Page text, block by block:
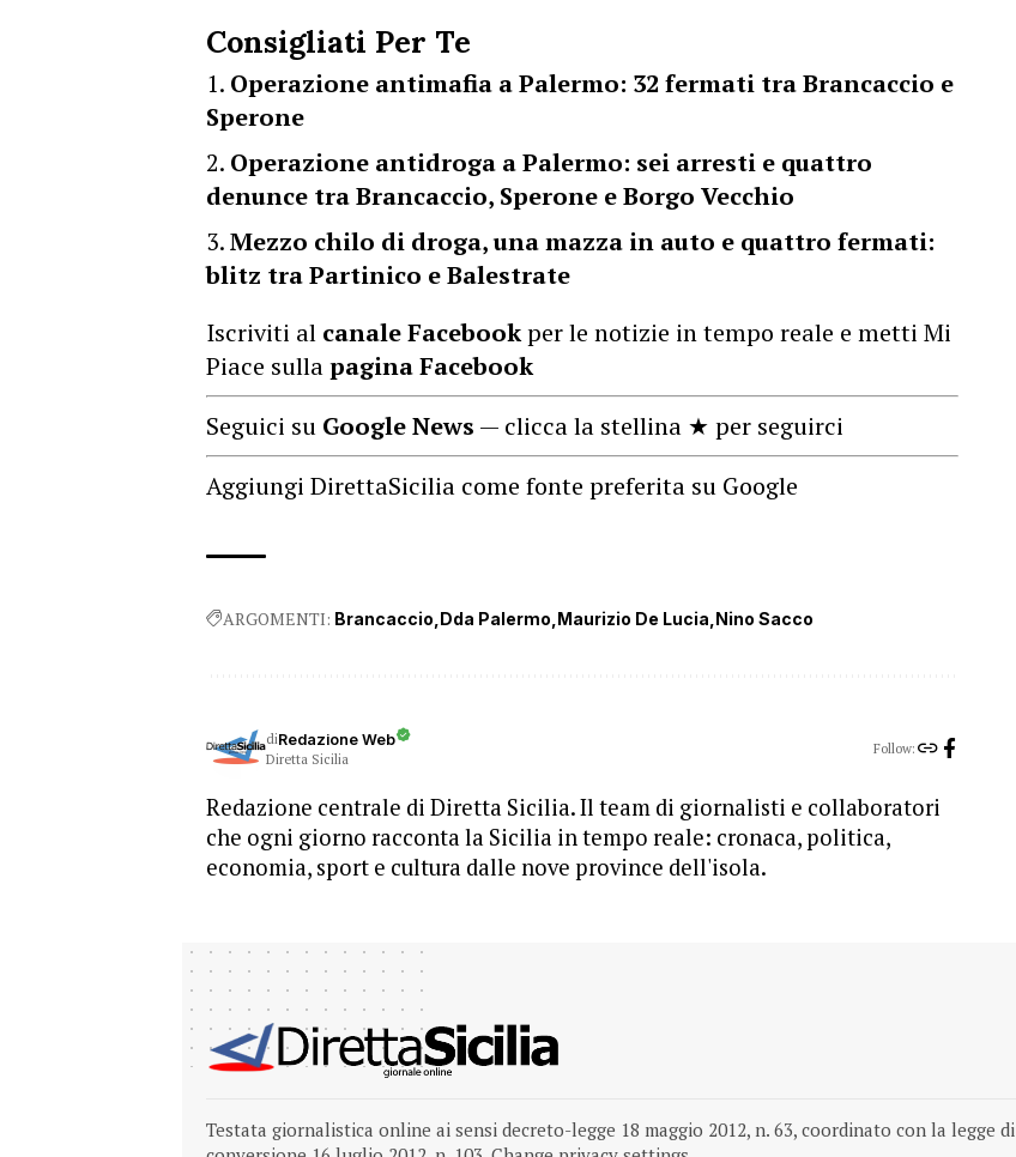
Consigliati Per Te
Operazione antimafia a Palermo: 32 fermati tra Brancaccio e
Sperone
Operazione antidroga a Palermo: sei arresti e quattro
denunce tra Brancaccio, Sperone e Borgo Vecchio
Mezzo chilo di droga, una mazza in auto e quattro fermati:
blitz tra Partinico e Balestrate
Iscriviti al canale Facebookper le notizie in tempo reale e metti Mi
Piace sullapagina Facebook
Seguici su Google News — clicca la stellina ★ per seguirci
Aggiungi DirettaSicilia come fonte preferita su Google
ARGOMENTI: Brancaccio Dda Palermo Maurizio De Lucia Nino Sacco
diRedazione Web
Diretta Sicilia
Follow:
Redazione centrale di Diretta Sicilia. Il team di giornalisti e collaboratori
che ogni giorno racconta la Sicilia in tempo reale: cronaca, politica,
economia, sport e cultura dalle nove province dell'isola.
Testata giornalistica online ai sensi decreto-legge 18 maggio 2012, n. 63, coordinato con la legge di